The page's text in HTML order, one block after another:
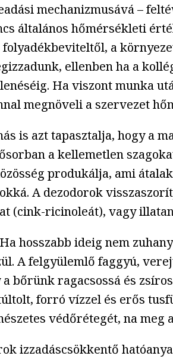
mechanizmusává –
általános hőmérsékleti
a
ellenben ha a
Ha viszont munka
megnöveli a szervezet
is azt tapasztalja, hogy a
a kellemetlen
produkálja, ami
A dezodorok
(cink-ricinoleát), vagy
hosszabb ideig nem
A felgyülemlő faggyú,
bőrünk ragacsossá és
forró vízzel és erős
védőrétegét, na
izzadáscsökkentő